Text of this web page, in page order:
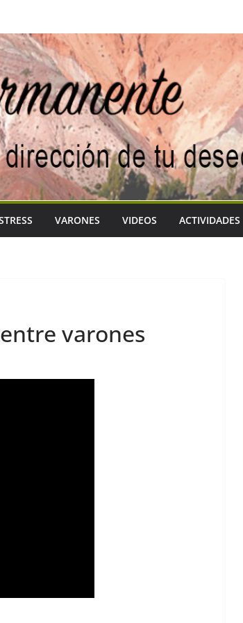
VARONES VIDEOS ACTIVIDADES
varones